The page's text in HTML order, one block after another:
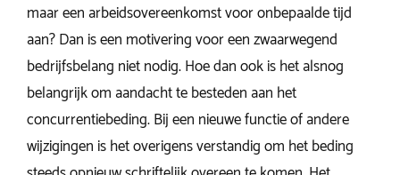
maar een arbeidsovereenkomst voor onbepaalde tijd
aan? Dan is een motivering voor een zwaarwegend
bedrijfsbelang niet nodig. Hoe dan ook is het alsnog
belangrijk om aandacht te besteden aan het
concurrentiebeding. Bij een nieuwe functie of andere
wijzigingen is het overigens verstandig om het beding